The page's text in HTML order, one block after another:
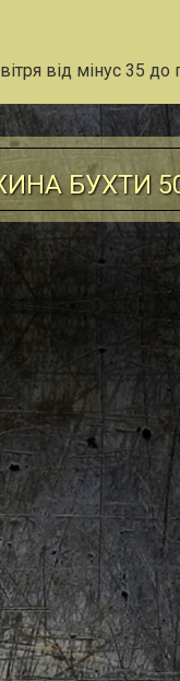
від мінус 35 до
БУХТИ